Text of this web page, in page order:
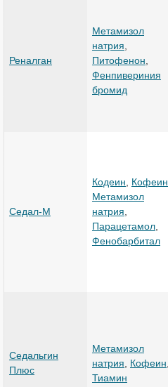
Реналган
Метамизол
натрия
Питофенон
Фенпивериния
бромид
Седал-М
Кодеин Кофеин
Метамизол
натрия
Парацетамол
Фенобарбитал
Седальгин
Плюс
Метамизол
натрия
Кофеин
Тиамин